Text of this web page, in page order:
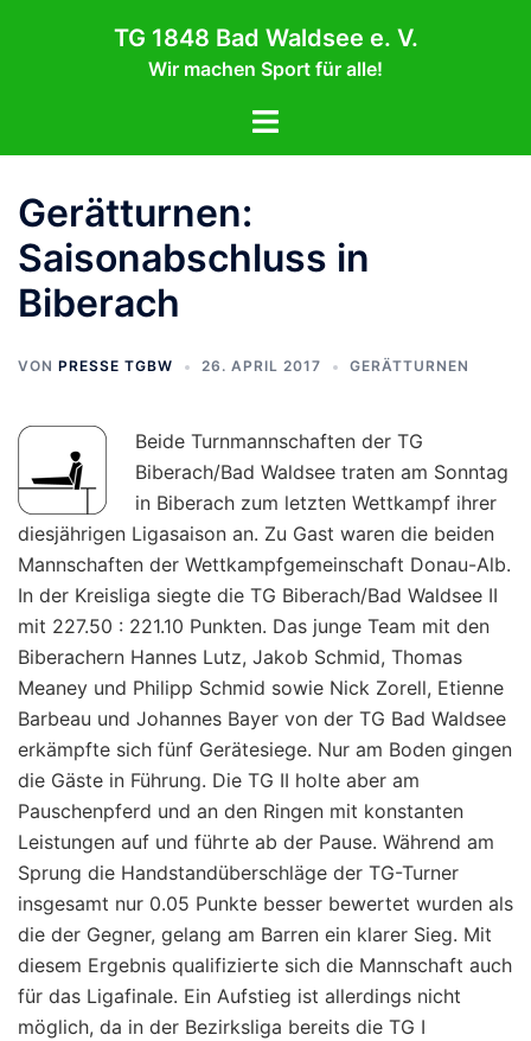
TG 1848 Bad Waldsee e. V.
Wir machen Sport für alle!
Menü
Gerätturnen:
Saisonabschluss in
Biberach
VON PRESSE TGBW 26. APRIL 2017 GERÄTTURNEN
Beide Turnmannschaften der TG
Biberach/Bad Waldsee traten am Sonntag
in Biberach zum letzten Wettkampf ihrer
diesjährigen Ligasaison an. Zu Gast waren die beiden
Mannschaften der Wettkampfgemeinschaft Donau-Alb.
In der Kreisliga siegte die TG Biberach/Bad Waldsee II
mit 227.50 : 221.10 Punkten. Das junge Team mit den
Biberachern Hannes Lutz, Jakob Schmid, Thomas
Meaney und Philipp Schmid sowie Nick Zorell, Etienne
Barbeau und Johannes Bayer von der TG Bad Waldsee
erkämpfte sich fünf Gerätesiege. Nur am Boden gingen
die Gäste in Führung. Die TG II holte aber am
Pauschenpferd und an den Ringen mit konstanten
Leistungen auf und führte ab der Pause. Während am
Sprung die Handstandüberschläge der TG-Turner
insgesamt nur 0.05 Punkte besser bewertet wurden als
die der Gegner, gelang am Barren ein klarer Sieg. Mit
diesem Ergebnis qualifizierte sich die Mannschaft auch
für das Ligafinale. Ein Aufstieg ist allerdings nicht
möglich, da in der Bezirksliga bereits die TG I